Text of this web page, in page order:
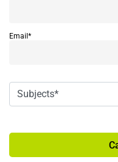
Email*